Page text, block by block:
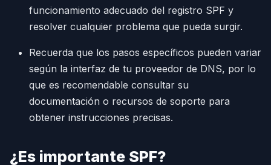
funcionamiento adecuado del registro SPF y
resolver cualquier problema que pueda surgir.
Recuerda que los pasos específicos pueden variar
según la interfaz de tu proveedor de DNS, por lo
que es recomendable consultar su
documentación o recursos de soporte para
obtener instrucciones precisas.
¿Es importante SPF?